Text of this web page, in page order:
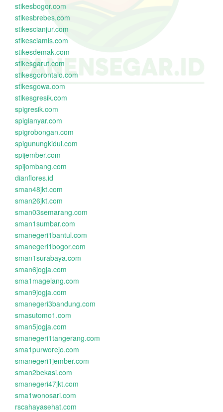
stikesbogor.com
stikesbrebes.com
stikescianjur.com
stikesciamis.com
stikesdemak.com
stikesgarut.com
stikesgorontalo.com
stikesgowa.com
stikesgresik.com
spigresik.com
spigianyar.com
spigrobongan.com
spigunungkidul.com
spijember.com
spijombang.com
dianflores.id
sman48jkt.com
sman26jkt.com
sman03semarang.com
sman1sumbar.com
smanegeri1bantul.com
smanegeri1bogor.com
sman1surabaya.com
sman6jogja.com
sma1magelang.com
sman9jogja.com
smanegeri3bandung.com
smasutomo1.com
sman5jogja.com
smanegeri1tangerang.com
sma1purworejo.com
smanegeri1jember.com
sman2bekasi.com
smanegeri47jkt.com
sma1wonosari.com
rscahayasehat.com